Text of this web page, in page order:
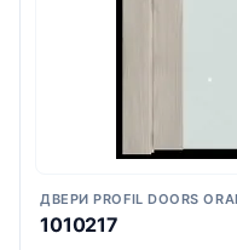
ДВЕРИ PROFIL DOORS
1010217